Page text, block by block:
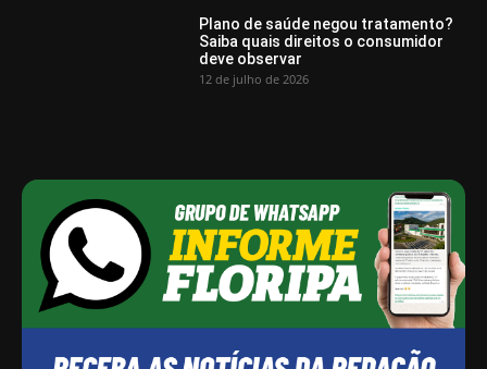
Plano de saúde negou tratamento?
Saiba quais direitos o consumidor
deve observar
12 de julho de 2026